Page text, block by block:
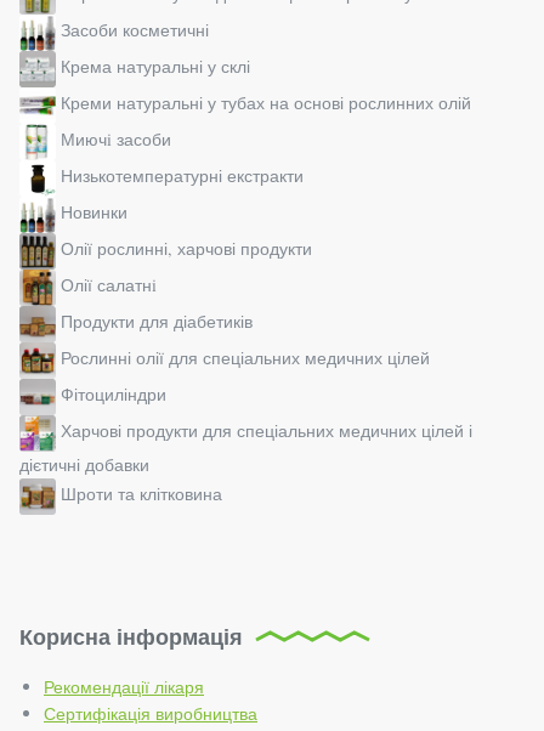
Засоби косметичні
Крема натуральні у склі
Креми натуральні у тубах на основі рослинних олій
Миючi засоби
Низькотемпературні екстракти
Новинки
Олії рослинні, харчові продукти
Олії салатнi
Продукти для діабетиків
Рослинні олії для спеціальних медичних цілей
Фітоциліндри
Харчові продукти для спеціальних медичних цілей і
дієтичні добавки
Шроти та клітковина
Корисна інформація
Рекомендації лікаря
Сертифікація виробництва